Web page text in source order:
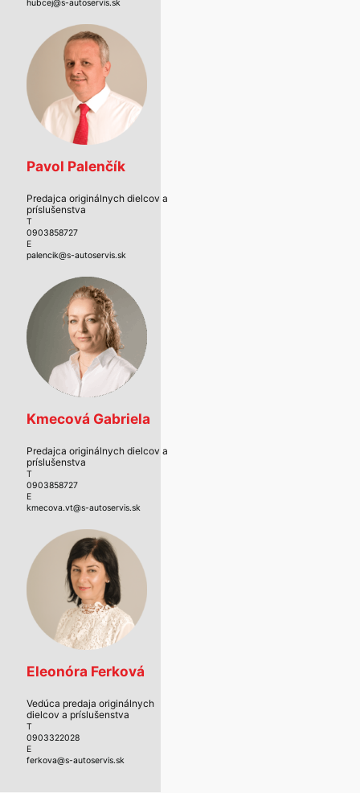
hubcej@s-autoservis.sk
Pavol Palenčík
Predajca originálnych dielcov a
príslušenstva
T
0903858727
E
palencik@s-autoservis.sk
Kmecová Gabriela
Predajca originálnych dielcov a
príslušenstva
T
0903858727
E
kmecova.vt@s-autoservis.sk
Eleonóra Ferková
Vedúca predaja originálnych
dielcov a príslušenstva
T
0903322028
E
ferkova@s-autoservis.sk